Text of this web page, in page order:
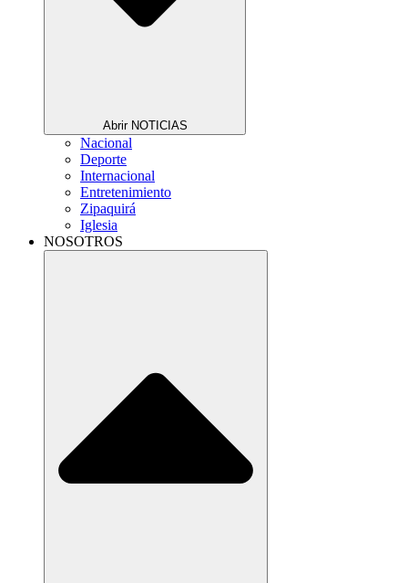
Abrir NOTICIAS
Nacional
Deporte
Internacional
Entretenimiento
Zipaquirá
Iglesia
NOSOTROS